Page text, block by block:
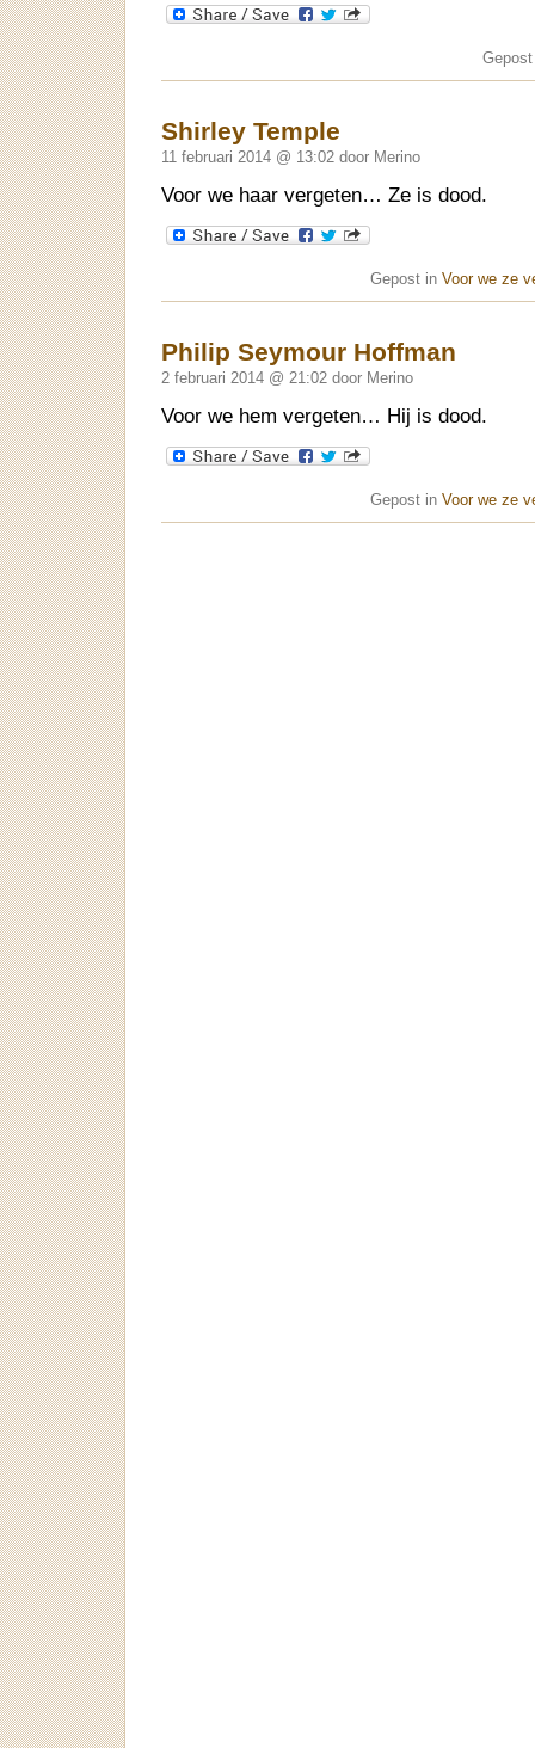
Shirley Temple
11 februari 2014 @ 13:02 door Merino
Voor we haar vergeten… Ze is dood.
Gepost in Voor we ze
Philip Seymour Hoffman
2 februari 2014 @ 21:02 door Merino
Voor we hem vergeten… Hij is dood.
Gepost in Voor we ze